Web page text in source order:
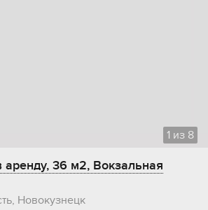
1 из 8
аренду, 36 м2, Вокзальная
Новокузнецк